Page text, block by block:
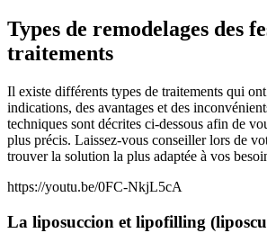
Types de remodelages des
traitements
Il existe différents types de traitements qui
indications, des avantages et des
techniques sont décrites ci-dessous afin de
plus précis. Laissez-vous conseiller lors de
trouver la solution la plus adaptée à vos
https://youtu.be/0FC-NkjL5cA
La liposuccion et lipofilling